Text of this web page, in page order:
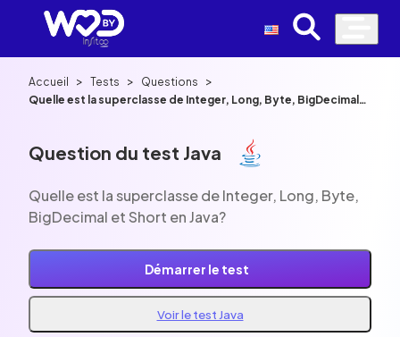
Accueil > Tests > Questions >
Quelle est la superclasse de Integer, Long, Byte, BigDecimal
Question du test Java
Quelle est la superclasse de Integer, Long, Byte,
BigDecimal et Short en Java?
Démarrer le test
Voir le test Java